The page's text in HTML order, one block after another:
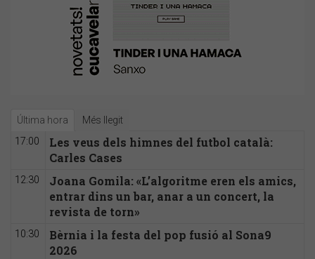
Última hora Més llegit
17:00
Les veus dels himnes del futbol català:
Carles Cases
12:30
Joana Gomila: «L’algoritme eren els amics,
entrar dins un bar, anar a un concert, la
revista de torn»
10:30
Bèrnia i la festa del pop fusió al Sona9
2026